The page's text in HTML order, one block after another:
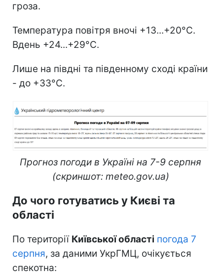
гроза.
Температура повітря вночі +13...+20°С.
Вдень +24...+29°С.
Лише на півдні та південному сході країни
- до +33°С.
Прогноз погоди в Україні на 7-9 серпня
(скриншот: meteo.gov.ua)
До чого готуватись у Києві та
області
По території Київської області погода 7
серпня, за даними УкрГМЦ, очікується
спекотна: